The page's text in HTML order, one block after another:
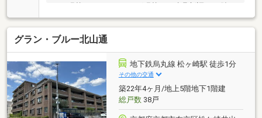
替え、鍵交換〇専有面積119.17㎡、リビング広々約
25.5帖〇7階建の3階部分〇南東角住戸にて陽当り通風
良好〇長谷工管理マンション！～周辺環境～・市立新
町小学校 徒歩3分・市立上京中学校 徒歩4分
グラン・ブルー北山通
地下鉄烏丸線 松ヶ崎駅 徒歩1分
その他の交通
築22年4ヶ月/地上5階地下1階建
総戸数38戸